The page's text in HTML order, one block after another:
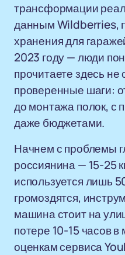
трансформации
данным Wildberries,
хранения для
2023 году — люди
прочитаете здесь
проверенные шаги:
до монтажа полок, с
даже бюджетами.
Начнем с проблемы
россиянина — 15-25
используется лишь
громоздятся,
машина стоит на
потере 10-15 часов
оценкам сервиса